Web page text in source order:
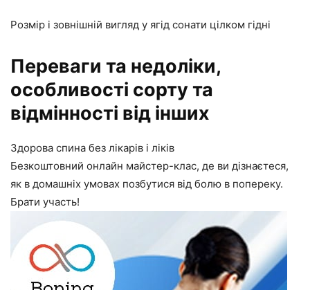
Розмір і зовнішній вигляд у ягід сонати цілком гідні
Переваги та недоліки,
особливості сорту та
відмінності від інших
Здорова спина без лікарів і ліків
Безкоштовний онлайн майстер-клас, де ви дізнаєтеся,
як в домашніх умовах позбутися від болю в попереку.
Брати участь!